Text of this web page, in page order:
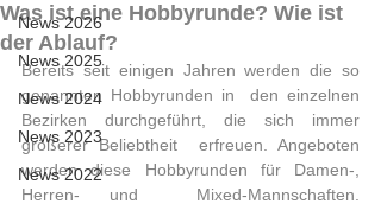
News 2026
News 2025
News 2024
News 2023
News 2022
Was ist eine Hobbyrunde? Wie ist
der Ablauf?
Bereits seit einigen Jahren werden die so
genannten Hobbyrunden in  den einzelnen
Bezirken durchgeführt, die sich immer
größerer Beliebtheit  erfreuen. Angeboten
werden diese Hobbyrunden für Damen-,
Herren- und  Mixed-Mannschaften.